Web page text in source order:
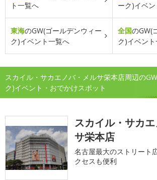
ト一覧へ
ーク)イベ
東海のGW(ゴールデンウィー
ク)イベント一覧へ
全国のGW(
ク)イベン
スカイル・サカエノバ・メルサ栄本店周辺の
ク)イベント・おでかけスポット
スカイル・サカ
サ栄本店
名古屋最大のストリート
クセスも便利